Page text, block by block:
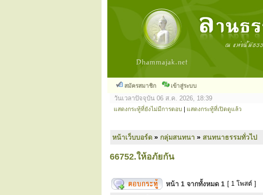
สมัครสมาชิก เข้าสู่ระบบ
วันเวลาปัจจุบัน 06 ส.ค. 2026, 18:39
แสดงกระทู้ที่ยังไม่มีการตอบ แสดงกระทู้ที่เปิดดูแล้ว
หน้าเว็บบอร์ด » กลุ่มสนทนา » สนทนาธรรมทั่วไป
66752.ให้อภัยกัน
หน้า 1 จากทั้งหมด 1 [ 1 โพสต์ ]